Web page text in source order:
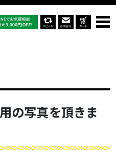
た
の写真を頂きま